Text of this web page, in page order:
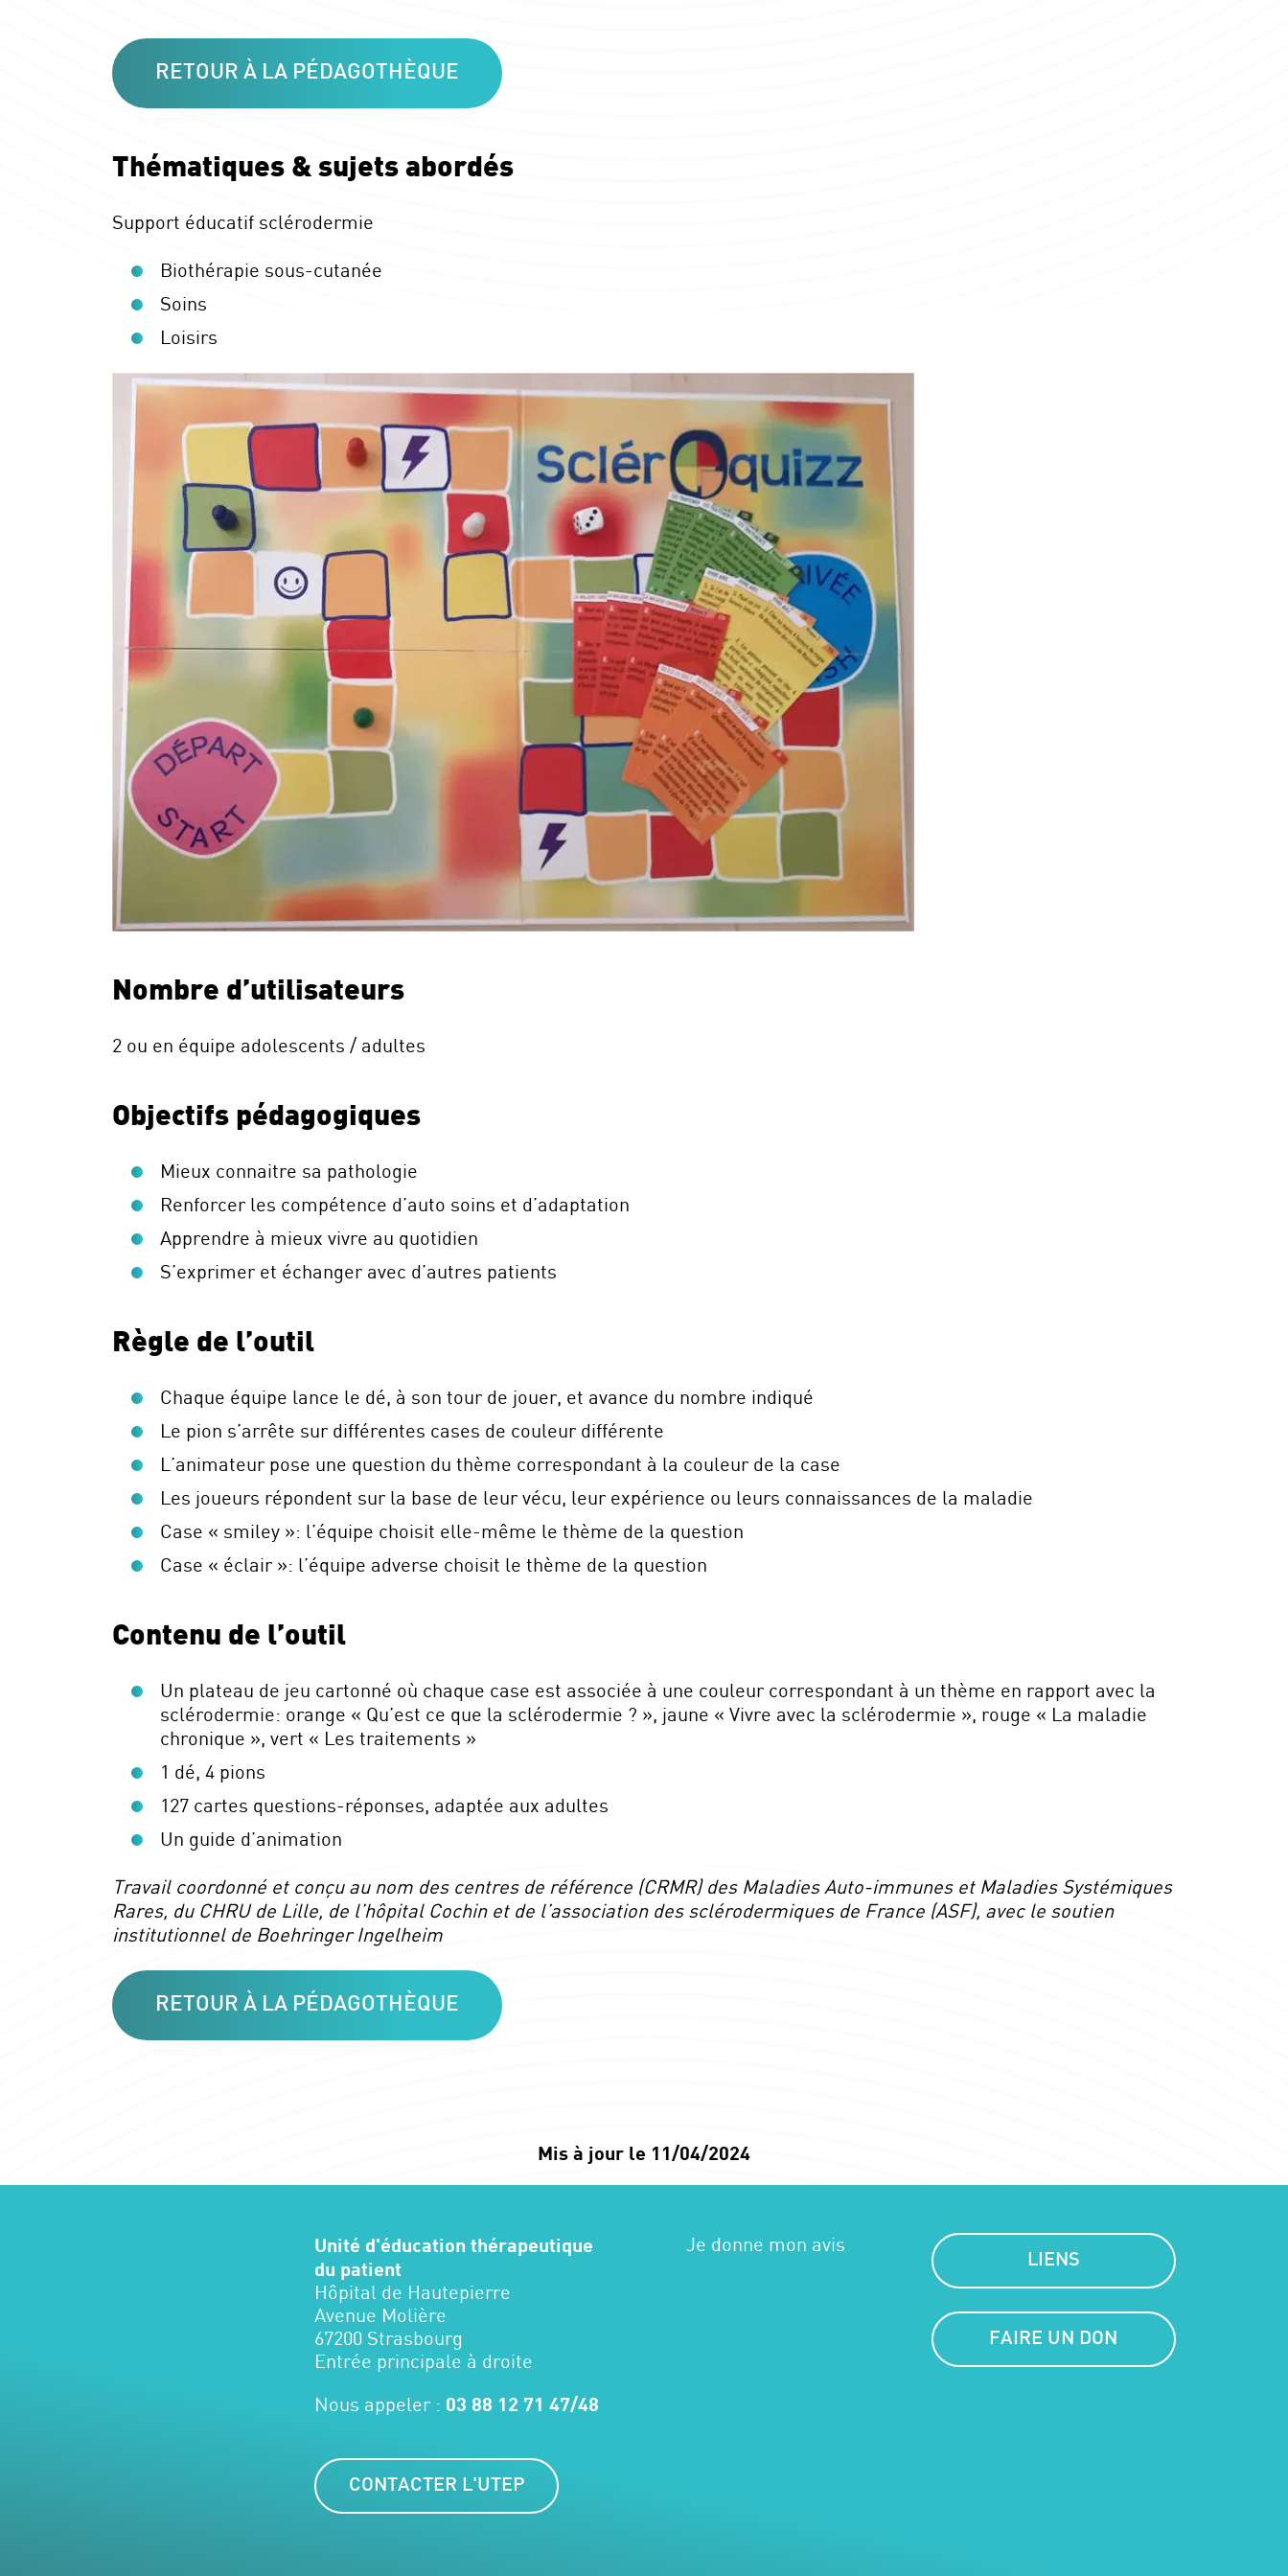
RETOUR À LA PÉDAGOTHÈQUE
Thématiques & sujets abordés
Support éducatif sclérodermie
Biothérapie sous-cutanée
Soins
Loisirs
Nombre d’utilisateurs
2 ou en équipe adolescents / adultes
Objectifs pédagogiques
Mieux connaitre sa pathologie
Renforcer les compétence d’auto soins et d’adaptation
Apprendre à mieux vivre au quotidien
S’exprimer et échanger avec d’autres patients
Règle de l’outil
Chaque équipe lance le dé, à son tour de jouer, et avance du nombre indiqué
Le pion s’arrête sur différentes cases de couleur différente
L’animateur pose une question du thème correspondant à la couleur de la case
Les joueurs répondent sur la base de leur vécu, leur expérience ou leurs connaissances de la maladie
Case « smiley »: l’équipe choisit elle-même le thème de la question
Case « éclair »: l’équipe adverse choisit le thème de la question
Contenu de l’outil
Un plateau de jeu cartonné où chaque case est associée à une couleur correspondant à un thème en rapport avec la
sclérodermie: orange « Qu’est ce que la sclérodermie ? », jaune « Vivre avec la sclérodermie », rouge « La maladie
chronique », vert « Les traitements »
1 dé, 4 pions
127 cartes questions-réponses, adaptée aux adultes
Un guide d’animation
Travail coordonné et conçu au nom des centres de référence (CRMR) des Maladies Auto-immunes et Maladies Systémiques
Rares, du CHRU de Lille, de l’hôpital Cochin et de l’association des sclérodermiques de France (ASF), avec le soutien
institutionnel de Boehringer Ingelheim
RETOUR À LA PÉDAGOTHÈQUE
Mis à jour le 11/04/2024
Unité d'éducation thérapeutique
du patient
Hôpital de Hautepierre
Avenue Molière
67200 Strasbourg
Entrée principale à droite
Nous appeler : 03 88 12 71 47/48
CONTACTER L'UTEP
Je donne mon avis
LIENS
FAIRE UN DON